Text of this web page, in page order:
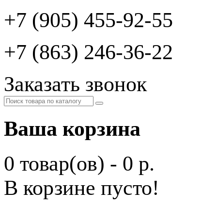
+7 (905) 455-92-55
+7 (863) 246-36-22
Заказать звонок
Ваша корзина
0 товар(ов) - 0 р.
В корзине пусто!